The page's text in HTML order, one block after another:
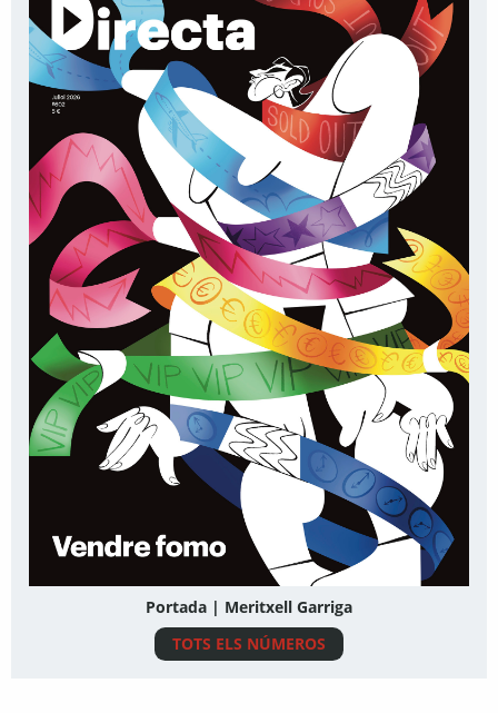
Portada | Meritxell Garriga
TOTS ELS NÚMEROS